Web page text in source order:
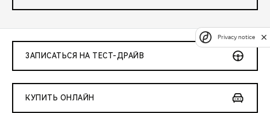
ЗАПИСАТЬСЯ НА ТЕСТ-ДРАЙВ
КУПИТЬ ОНЛАЙН
Privacy notice